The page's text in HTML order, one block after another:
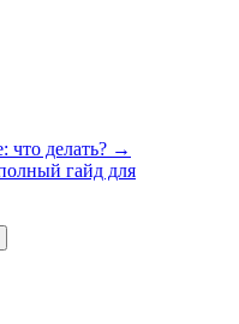
что делать? →
гайд для